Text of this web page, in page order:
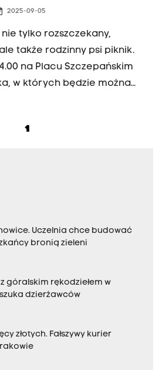
2025-09-05
tylko rozszczekany,
także rodzinny psi piknik.
na Placu Szczepańskim
w których będzie można
będą m.in.
Nie zabraknie także
specjalistów z salonu psiej
1
Uczelnia chce budować
bronią zieleni
góralskim rękodziełem w
dzierżawców
złotych. Fałszywy kurier